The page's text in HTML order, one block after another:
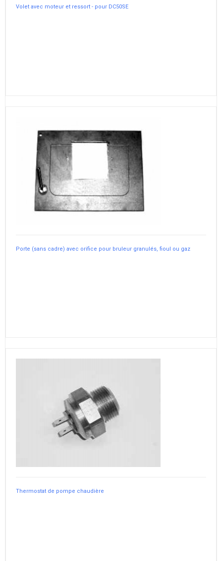
Volet avec moteur et ressort - pour DC50SE
Porte (sans cadre) avec orifice pour bruleur granulés, fioul ou gaz
Thermostat de pompe chaudière